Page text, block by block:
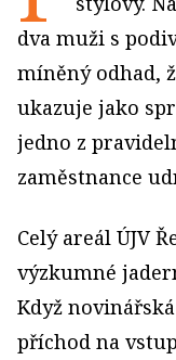
dva muži s
míněný odhad,
ukazuje jako
jedno z
zaměstnance
Celý areál ÚJV
výzkumné
Když
příchod na